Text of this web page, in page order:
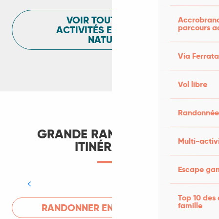
parcours
Via Ferrata
Vol libre
Multi-
Escape
Top 10
famille
VOIR TOUTES LES
ACTIVITÉS ET LOISIRS
NATURE
GRANDE RANDONNÉE ET
ITINÉRANCE
RANDONNER EN ITINÉRANCE